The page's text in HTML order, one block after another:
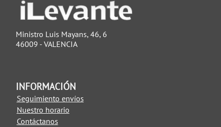
Ministro Luis Mayans, 46, 6
46009 - VALENCIA
INFORMACIÓN
Seguimiento envíos
Nuestro horario
Contáctanos